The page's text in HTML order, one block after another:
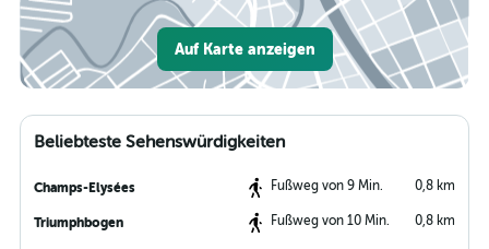
Auf Karte anzeigen
Beliebteste Sehenswürdigkeiten
Champs-Elysées Fußweg von 9 Min. 0,8 km
Triumphbogen Fußweg von 10 Min. 0,8 km